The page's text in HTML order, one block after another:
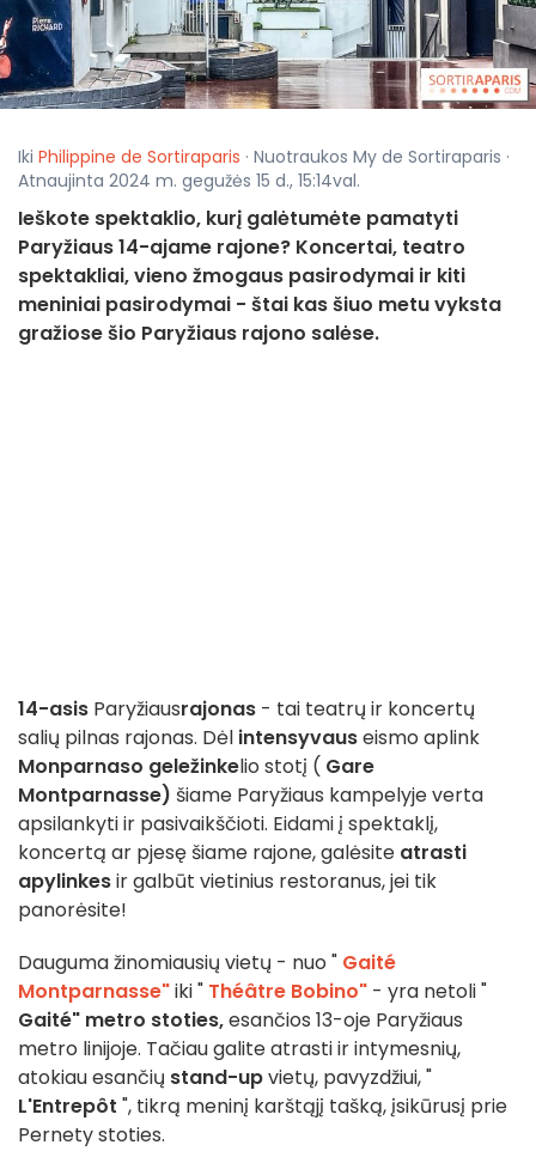
Iki Philippine de Sortiraparis · Nuotraukos My de Sortiraparis ·
Atnaujinta 2024 m. gegužės 15 d., 15:14val.
Ieškote spektaklio, kurį galėtumėte pamatyti
Paryžiaus 14-ajame rajone? Koncertai, teatro
spektakliai, vieno žmogaus pasirodymai ir kiti
meniniai pasirodymai - štai kas šiuo metu vyksta
gražiose šio Paryžiaus rajono salėse.
14-asis Paryžiausrajonas - tai teatrų ir koncertų
salių pilnas rajonas. Dėl intensyvauseismo aplink
Monparnaso geležinkelio stotį ( Gare
Montparnasse) šiame Paryžiaus kampelyje verta
apsilankyti ir pasivaikščioti. Eidami į spektaklį,
koncertą ar pjesę šiame rajone, galėsite atrasti
apylinkesir galbūt vietinius restoranus, jei tik
panorėsite!
Dauguma žinomiausių vietų - nuo " Gaité
Montparnasse"iki " Théâtre Bobino" - yra netoli "
Gaité" metro stoties,esančios 13-oje Paryžiaus
metro linijoje. Tačiau galite atrasti ir intymesnių,
atokiau esančių stand-upvietų, pavyzdžiui, "
L'Entrepôt ", tikrą meninį karštąjį tašką, įsikūrusį prie
Pernety stoties.